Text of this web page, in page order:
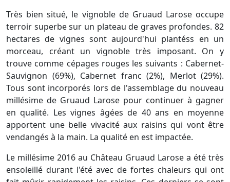
Très bien situé, le vignoble de Gruaud Larose occupe
terroir superbe sur un plateau de graves profondes. 82
hectares de vignes sont aujourd'hui plantéss en un
morceau, créant un vignoble très imposant. On y
trouve comme cépages rouges les suivants : Cabernet-
Sauvignon (69%), Cabernet franc (2%), Merlot (29%).
Tous sont incorporés lors de l'assemblage du nouveau
millésime de Gruaud Larose pour continuer à gagner
en qualité. Les vignes âgées de 40 ans en moyenne
apportent une belle vivacité aux raisins qui vont être
vendangés à la main. La qualité en est impactée.
Le millésime 2016 au Château Gruaud Larose a été très
ensoleillé durant l'été avec de fortes chaleurs qui ont